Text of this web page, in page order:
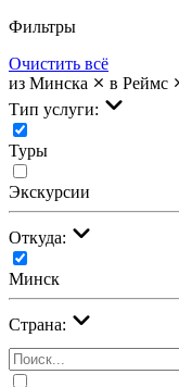
Фильтры
Очистить всё
из Минска
в Реймс
Тип услуги:
Туры
Экскурсии
Откуда:
Минск
Страна: